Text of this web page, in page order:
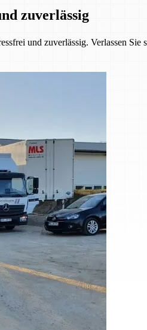
zuverlässig
und zuverlässig. Verlassen Sie